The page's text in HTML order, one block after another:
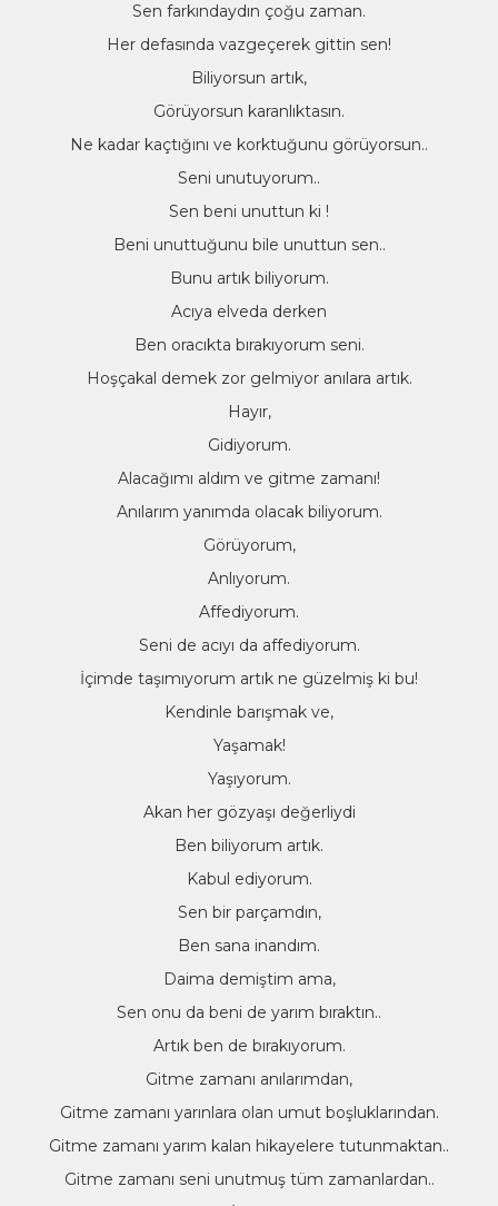
Sen farkındaydın çoğu zaman.
Her defasında vazgeçerek gittin sen!
Biliyorsun artık,
Görüyorsun karanlıktasın.
Ne kadar kaçtığını ve korktuğunu görüyorsun..
Seni unutuyorum..
Sen beni unuttun ki !
Beni unuttuğunu bile unuttun sen..
Bunu artık biliyorum.
Acıya elveda derken
Ben oracıkta bırakıyorum seni.
Hoşçakal demek zor gelmiyor anılara artık.
Hayır,
Gidiyorum.
Alacağımı aldım ve gitme zamanı!
Anılarım yanımda olacak biliyorum.
Görüyorum,
Anlıyorum.
Affediyorum.
Seni de acıyı da affediyorum.
İçimde taşımıyorum artık ne güzelmiş ki bu!
Kendinle barışmak ve,
Yaşamak!
Yaşıyorum.
Akan her gözyaşı değerliydi
Ben biliyorum artık.
Kabul ediyorum.
Sen bir parçamdın,
Ben sana inandım.
Daima demiştim ama,
Sen onu da beni de yarım bıraktın..
Artık ben de bırakıyorum.
Gitme zamanı anılarımdan,
Gitme zamanı yarınlara olan umut boşluklarından.
Gitme zamanı yarım kalan hikayelere tutunmaktan..
Gitme zamanı seni unutmuş tüm zamanlardan..